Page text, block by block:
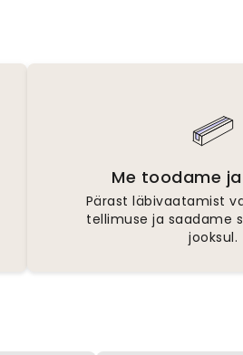
Me toodame
Pärast läbivaatamist
tellimuse ja saadame
jooksul.